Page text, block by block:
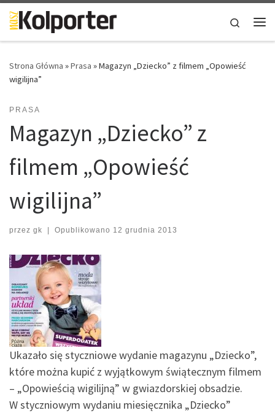
Skip to content
Search
Strona Główna »Prasa »Magazyn „Dziecko” z filmem „Opowieść
wigilijna”
PRASA
Magazyn „Dziecko” z
filmem „Opowieść
wigilijna”
przez gk | Opublikowano 12 grudnia 2013
Ukazało się styczniowe wydanie magazynu „Dziecko”,
które można kupić z wyjątkowym świątecznym filmem
– „Opowieścią wigilijną” w gwiazdorskiej obsadzie.
W styczniowym wydaniu miesięcznika „Dziecko”